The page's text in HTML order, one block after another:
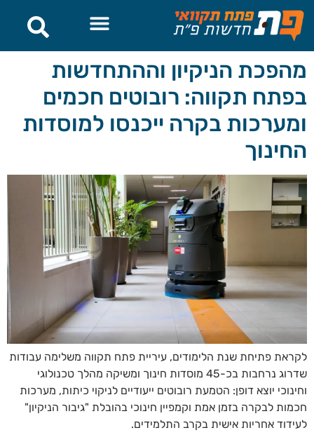
לתוכן
מהפכת הניקיון וההתחדשות
בפתח תקווה: רובוטים חכמים
ומערכות בקרה ייכנסו למוסדות
החינוך
לקראת פתיחת שנת הלימודים, עיריית פתח תקווה משלימה עבודות
שדרוג נרחבות בכ-45 מוסדות חינוך ומשיקה מהלך טכנולוגי
וחינוכי יוצא דופן: הטמעת רובוטים ייעודיים לניקוי כיתות, מערכות
חכמות לבקרה בזמן אמת וקמפיין חינוכי בהובלת "גיבור הניקיון"
לעידוד אחריות אישית בקרב התלמידים.